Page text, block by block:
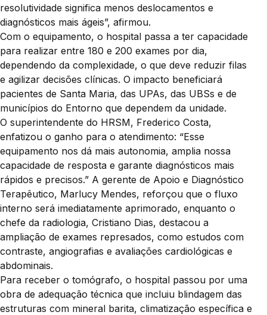
resolutividade significa menos deslocamentos e
diagnósticos mais ágeis”, afirmou.
Com o equipamento, o hospital passa a ter capacidade
para realizar entre 180 e 200 exames por dia,
dependendo da complexidade, o que deve reduzir filas
e agilizar decisões clínicas. O impacto beneficiará
pacientes de Santa Maria, das UPAs, das UBSs e de
municípios do Entorno que dependem da unidade.
O superintendente do HRSM, Frederico Costa,
enfatizou o ganho para o atendimento: “Esse
equipamento nos dá mais autonomia, amplia nossa
capacidade de resposta e garante diagnósticos mais
rápidos e precisos.” A gerente de Apoio e Diagnóstico
Terapêutico, Marlucy Mendes, reforçou que o fluxo
interno será imediatamente aprimorado, enquanto o
chefe da radiologia, Cristiano Dias, destacou a
ampliação de exames represados, como estudos com
contraste, angiografias e avaliações cardiológicas e
abdominais.
Para receber o tomógrafo, o hospital passou por uma
obra de adequação técnica que incluiu blindagem das
estruturas com mineral barita, climatização específica e